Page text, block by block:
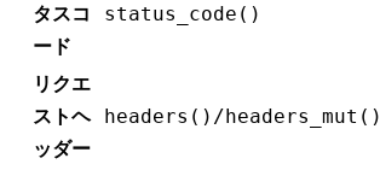
タスコ
ード
status_code()
リクエ
ストヘ
ッダー
headers()/headers_mut()